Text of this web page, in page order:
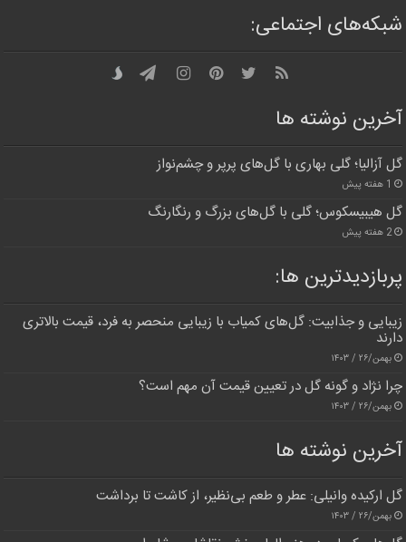
شبکه‌های اجتماعی:
آخرین نوشته ها
گل آزالیا؛ گلی بهاری با گل‌های پرپر و چشم‌نواز
1 هفته پیش
گل هیبیسکوس؛ گلی با گل‌های بزرگ و رنگارنگ
2 هفته پیش
پربازدیدترین‌ ها:
زیبایی و جذابیت: گل‌های کمیاب با زیبایی منحصر به فرد، قیمت بالاتری
دارند
بهمن/۲۶ / ۱۴۰۳
چرا نژاد و گونه گل در تعیین قیمت آن مهم است؟
بهمن/۲۶ / ۱۴۰۳
آخرین نوشته ها
گل ارکیده وانیلی: عطر و طعم بی‌نظیر، از کاشت تا برداشت
بهمن/۲۶ / ۱۴۰۳